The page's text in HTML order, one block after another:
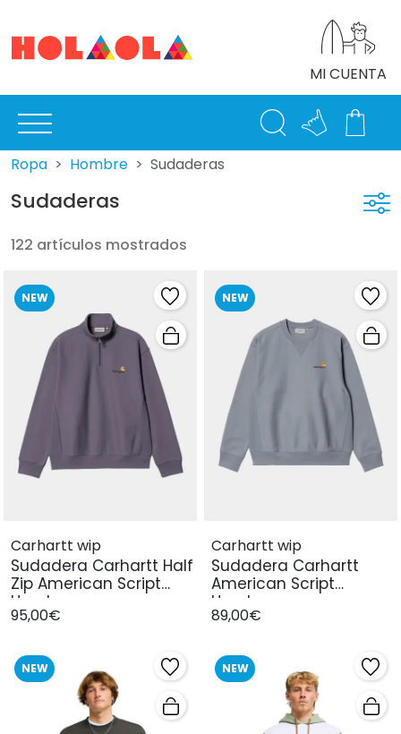
MI CUENTA
Ropa Hombre Sudaderas
Sudaderas
122 artículos mostrados
NEW
Carhartt wip
Sudadera Carhartt Half
Zip American Script
Hombre
95,00€
NEW
Carhartt wip
Sudadera Carhartt
American Script
Hombre
89,00€
NEW NEW